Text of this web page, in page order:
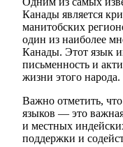
Канады является
манитобских
один из наиболее
Канады. Этот язык
письменность и
жизни этого народа.
Важно отметить,
языков — это
и местных
поддержки и